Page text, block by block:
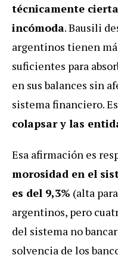
técnicamente
incómoda. Bausili
argentinos tienen
suficientes para
en sus balances sin
sistema financiero.
colapsar y las
Esa afirmación es
morosidad en el
es del 9,3% (alta
argentinos, pero
del sistema no
solvencia de los